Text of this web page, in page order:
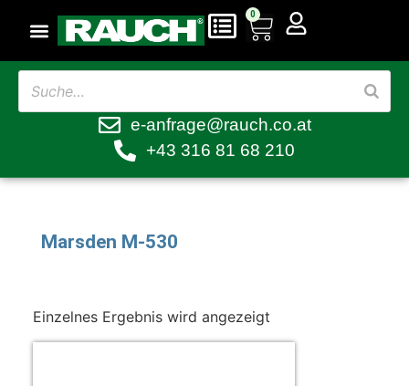
0
e-anfrage@rauch.co.at
+43 316 81 68 210
Marsden M-530
Einzelnes Ergebnis wird angezeigt